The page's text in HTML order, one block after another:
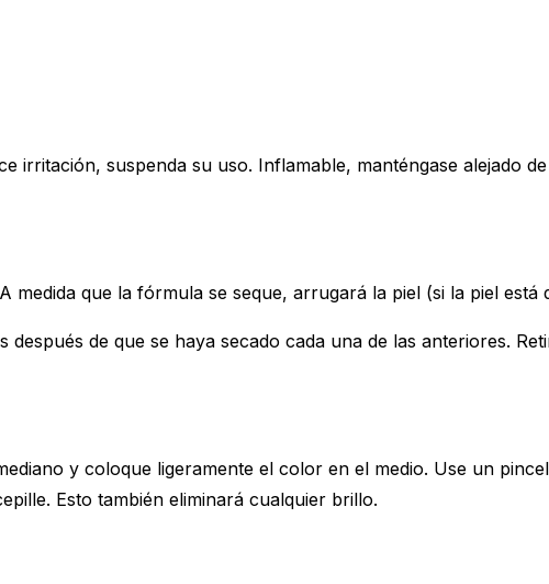
irritación, suspenda su uso. Inflamable, manténgase alejado
medida que la fórmula se seque, arrugará la piel (si la piel
de que se haya secado cada una de las anteriores.
y coloque ligeramente el color en el medio. Use un
Esto también eliminará cualquier brillo.